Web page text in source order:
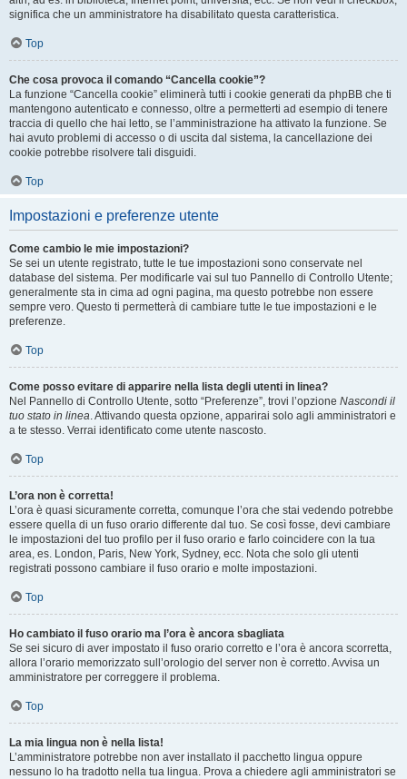
significa che un amministratore ha disabilitato questa caratteristica.
Top
Che cosa provoca il comando “Cancella cookie”?
La funzione “Cancella cookie” eliminerà tutti i cookie generati da phpBB che ti
mantengono autenticato e connesso, oltre a permetterti ad esempio di tenere
traccia di quello che hai letto, se l’amministrazione ha attivato la funzione. Se
hai avuto problemi di accesso o di uscita dal sistema, la cancellazione dei
cookie potrebbe risolvere tali disguidi.
Top
Impostazioni e preferenze utente
Come cambio le mie impostazioni?
Se sei un utente registrato, tutte le tue impostazioni sono conservate nel
database del sistema. Per modificarle vai sul tuo Pannello di Controllo Utente;
generalmente sta in cima ad ogni pagina, ma questo potrebbe non essere
sempre vero. Questo ti permetterà di cambiare tutte le tue impostazioni e le
preferenze.
Top
Come posso evitare di apparire nella lista degli utenti in linea?
Nel Pannello di Controllo Utente, sotto “Preferenze”, trovi l’opzione Nascondi il
tuo stato in linea. Attivando questa opzione, apparirai solo agli amministratori e
a te stesso. Verrai identificato come utente nascosto.
Top
L’ora non è corretta!
L’ora è quasi sicuramente corretta, comunque l’ora che stai vedendo potrebbe
essere quella di un fuso orario differente dal tuo. Se così fosse, devi cambiare
le impostazioni del tuo profilo per il fuso orario e farlo coincidere con la tua
area, es. London, Paris, New York, Sydney, ecc. Nota che solo gli utenti
registrati possono cambiare il fuso orario e molte impostazioni.
Top
Ho cambiato il fuso orario ma l’ora è ancora sbagliata
Se sei sicuro di aver impostato il fuso orario corretto e l’ora è ancora scorretta,
allora l’orario memorizzato sull’orologio del server non è corretto. Avvisa un
amministratore per correggere il problema.
Top
La mia lingua non è nella lista!
L’amministratore potrebbe non aver installato il pacchetto lingua oppure
nessuno lo ha tradotto nella tua lingua. Prova a chiedere agli amministratori se